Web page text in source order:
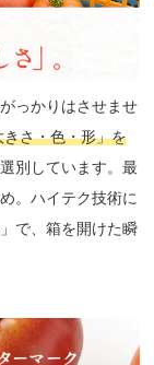
っかりはさせませ
きさ・色・形」を
別しています。最
。ハイテク技術に
で、箱を開けた瞬